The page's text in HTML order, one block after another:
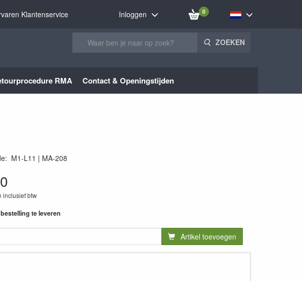
Klantenservice Inloggen 0
ZOEKEN
RMA Contact & Openingstijden
: M1-L11
MA-208
inclusief btw
te leveren
Artikel toevoegen